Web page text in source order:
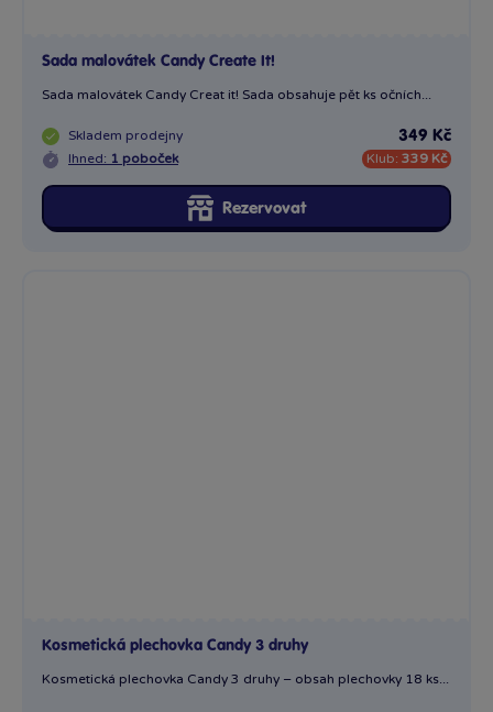
Sada malovátek Candy Create It!
Sada malovátek Candy Creat it! Sada obsahuje pět ks očních...
Skladem prodejny
Ihned: 1 poboček
349 Kč
Klub: 339 Kč
Rezervovat
Kosmetická plechovka Candy 3 druhy
Kosmetická plechovka Candy 3 druhy – obsah plechovky 18 ks...